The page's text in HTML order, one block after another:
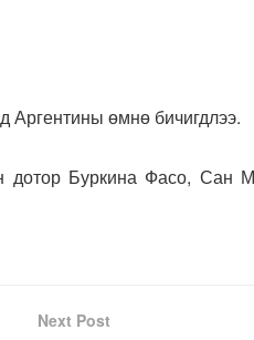
Аргентины өмнө бичигдлээ.
дотор Буркина Фасо, Сан
Next Post